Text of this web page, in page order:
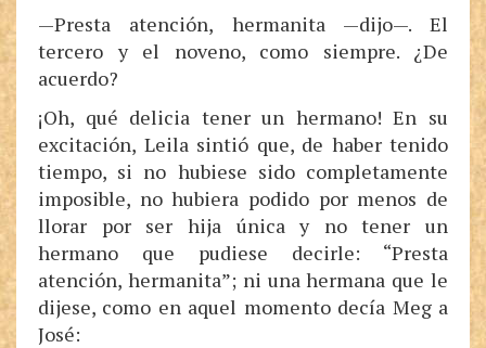
—Presta atención, hermanita —dijo—. El
tercero y el noveno, como siempre. ¿De
acuerdo?
¡Oh, qué delicia tener un hermano! En su
excitación, Leila sintió que, de haber tenido
tiempo, si no hubiese sido completamente
imposible, no hubiera podido por menos de
llorar por ser hija única y no tener un
hermano que pudiese decirle: “Presta
atención, hermanita”; ni una hermana que le
dijese, como en aquel momento decía Meg a
José: